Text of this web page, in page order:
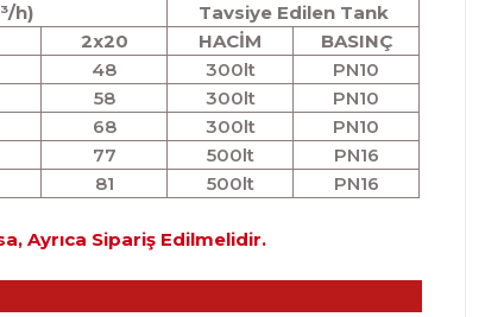
h)
Tavsiye Edilen Tank
2x20 HACİM
BASINÇ
48 300lt
PN10
58 300lt
PN10
68 300lt
PN10
77 500lt
PN16
81 500lt PN16
Ayrıca Sipariş Edilmelidir.